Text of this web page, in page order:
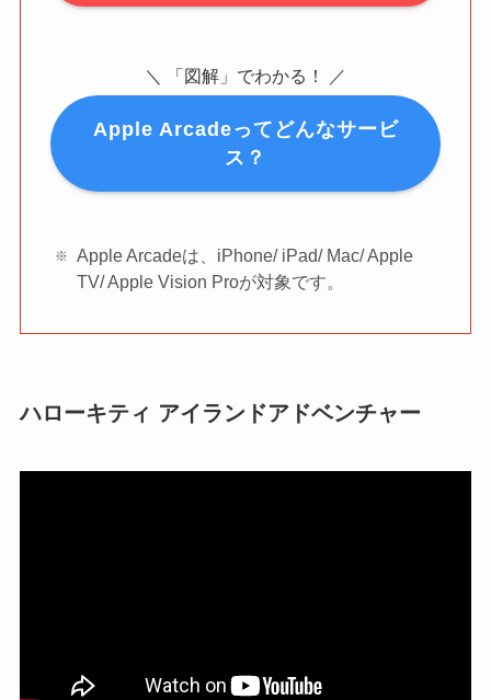
＼ 「図解」でわかる！ ／
Apple Arcadeってどんなサービ
ス？
Apple Arcadeは、iPhone/ iPad/ Mac/ Apple
TV/ Apple Vision Proが対象です。
ハローキティ アイランドアドベンチャー